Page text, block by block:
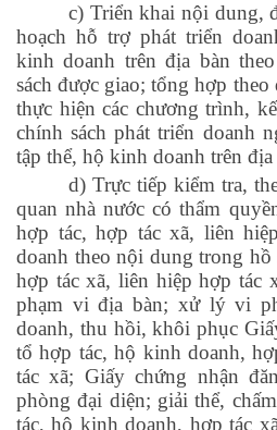
c) Triển khai nội dung,
hoạch hỗ trợ phát triển
kinh doanh trên địa bàn
sách được giao; tổng hợp
thực hiện các chương trình,
chính sách phát triển doanh
tập thể, hộ kinh doanh trên địa
d) Trực tiếp kiểm tra,
quan nhà nước có thẩm
hợp tác, hợp tác xã, liên
doanh theo nội dung trong
hợp tác xã, liên hiệp hợp tác
phạm vi địa bàn; xử lý vi
doanh, thu hồi, khôi phục
tổ hợp tác, hộ kinh doanh,
tác xã; Giấy chứng nhận
phòng đại diện; giải thể,
tác, hộ kinh doanh, hợp tác